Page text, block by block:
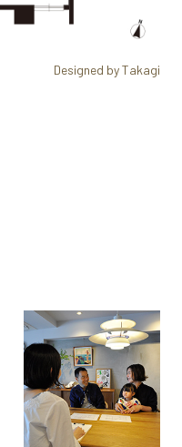
Designed by Takagi